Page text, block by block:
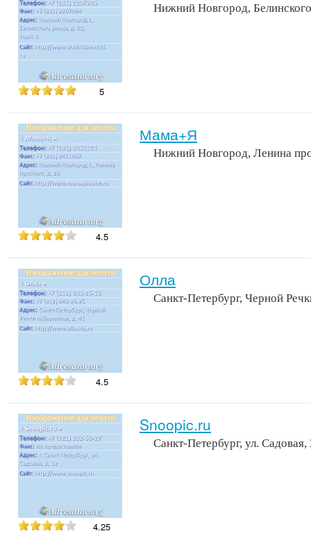
5
Нижний Новгород,
4.5
Мама+Я
Нижний Новгород, Ленина
4.5
Олла
Санкт-Петербург, Черной
4.25
Snoopic.ru
Санкт-Петербург, ул. Садовая,